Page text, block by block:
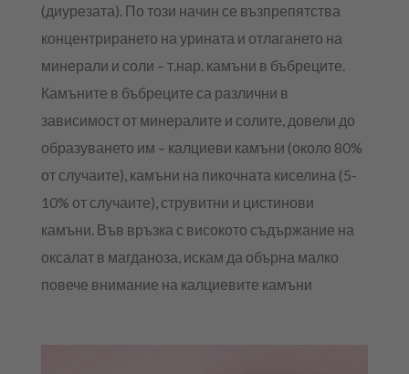
(диурезата). По този начин се възпрепятства
концентрирането на урината и отлагането на
минерали и соли – т.нар. камъни в бъбреците.
Камъните в бъбреците са различни в
зависимост от минералите и солите, довели до
образуването им – калциеви камъни (около 80%
от случаите), камъни на пикочната киселина (5-
10% от случаите), струвитни и цистинови
камъни. Във връзка с високото съдържание на
оксалат в магданоза, искам да обърна малко
повече внимание на калциевите камъни